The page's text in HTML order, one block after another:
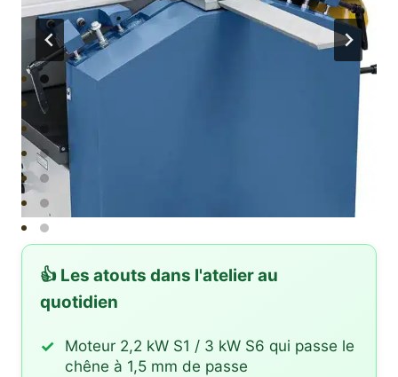
👍 Les atouts dans l'atelier au
quotidien
Moteur 2,2 kW S1 / 3 kW S6 qui passe le
chêne à 1,5 mm de passe